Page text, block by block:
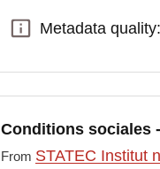
Metadata quality:
Metadata quality:
Conditions sociales
From STATEC Institut